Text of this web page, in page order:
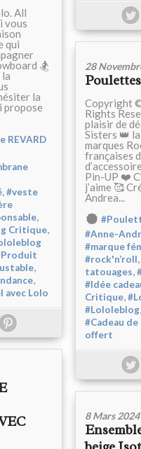
All
vous
qui
🏂
la
la
propose
REVARD
,#veste
,
Critique,
,
,
avec Lolo
28
Copyright
Rights
plaisir de
Sisters 👑
marques
françaises
Pin-UP ❤️
j’aime 🥰
Andrea...
#Anne-
#marque
#rock'n’roll,
tatouages,
#Idée
Critique,
#Lololeblog,
#Cadeau de
offert
8 Mars 2024